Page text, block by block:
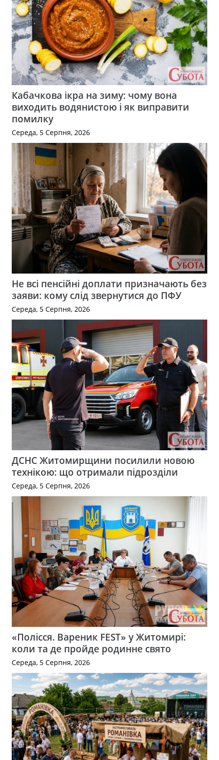
Кабачкова ікра на зиму: чому вона
виходить водянистою і як виправити
помилку
Середа, 5 Серпня, 2026
Не всі пенсійні доплати призначають без
заяви: кому слід звернутися до ПФУ
Середа, 5 Серпня, 2026
ДСНС Житомирщини посилили новою
технікою: що отримали підрозділи
Середа, 5 Серпня, 2026
«Полісся. Вареник FEST» у Житомирі:
коли та де пройде родинне свято
Середа, 5 Серпня, 2026